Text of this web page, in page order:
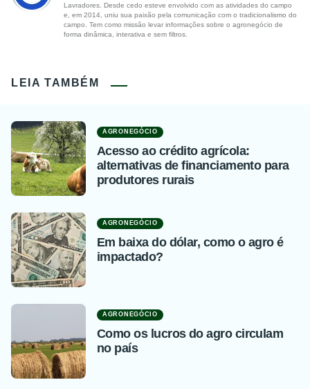
Lavradores. Desde cedo esteve envolvido com as atividades do campo
e, em 2014, uniu sua paixão pela comunicação com o tradicionalismo do
campo. Tem como missão levar informações sobre o agronegócio de
forma dinâmica, interativa e sem filtros.
LEIA TAMBÉM
AGRONEGÓCIO
Acesso ao crédito agrícola:
alternativas de financiamento para
produtores rurais
AGRONEGÓCIO
Em baixa do dólar, como o agro é
impactado?
AGRONEGÓCIO
Como os lucros do agro circulam
no país